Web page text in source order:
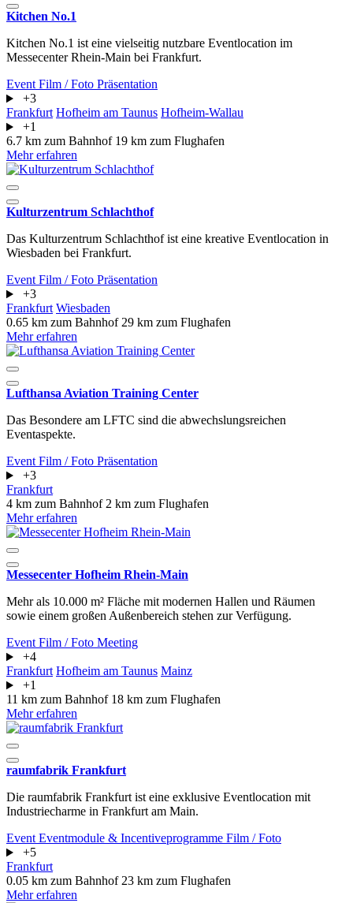
Kitchen No.1
Kitchen No.1 ist eine vielseitig nutzbare Eventlocation im
Messecenter Rhein-Main bei Frankfurt.
Event Film / Foto Präsentation
+3
Frankfurt Hofheim am Taunus Hofheim-Wallau
+1
6.7 km zum Bahnhof 19 km zum Flughafen
Mehr erfahren
Kulturzentrum Schlachthof
Das Kulturzentrum Schlachthof ist eine kreative Eventlocation in
Wiesbaden bei Frankfurt.
Event Film / Foto Präsentation
+3
Frankfurt Wiesbaden
0.65 km zum Bahnhof 29 km zum Flughafen
Mehr erfahren
Lufthansa Aviation Training Center
Das Besondere am LFTC sind die abwechslungsreichen
Eventaspekte.
Event Film / Foto Präsentation
+3
Frankfurt
4 km zum Bahnhof 2 km zum Flughafen
Mehr erfahren
Messecenter Hofheim Rhein-Main
Mehr als 10.000 m² Fläche mit modernen Hallen und Räumen
sowie einem großen Außenbereich stehen zur Verfügung.
Event Film / Foto Meeting
+4
Frankfurt Hofheim am Taunus Mainz
+1
11 km zum Bahnhof 18 km zum Flughafen
Mehr erfahren
raumfabrik Frankfurt
Die raumfabrik Frankfurt ist eine exklusive Eventlocation mit
Industriecharme in Frankfurt am Main.
Event Eventmodule & Incentiveprogramme Film / Foto
+5
Frankfurt
0.05 km zum Bahnhof 23 km zum Flughafen
Mehr erfahren